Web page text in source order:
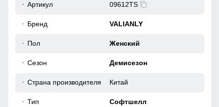
Артикул 09612TS
Бренд VALIANLY
Пол Женский
Сезон Демисезон
Страна производителя Китай
Тип Софтшелл